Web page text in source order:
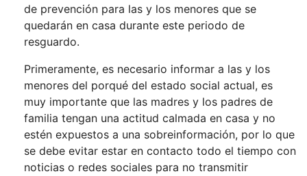
de prevención para las y los menores que se
quedarán en casa durante este periodo de
resguardo.
Primeramente, es necesario informar a las y los
menores del porqué del estado social actual, es
muy importante que las madres y los padres de
familia tengan una actitud calmada en casa y no
estén expuestos a una sobreinformación, por lo que
se debe evitar estar en contacto todo el tiempo con
noticias o redes sociales para no transmitir